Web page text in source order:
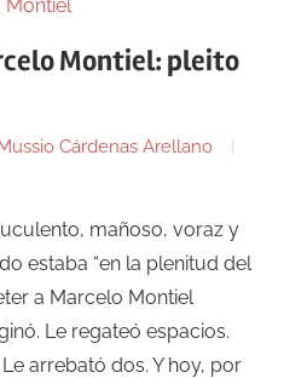
Montiel: pleito
Cárdenas Arellano
mañoso, voraz y
estaba “en la plenitud del
a Marcelo Montiel
Le regateó espacios.
arrebató dos. Y hoy, por